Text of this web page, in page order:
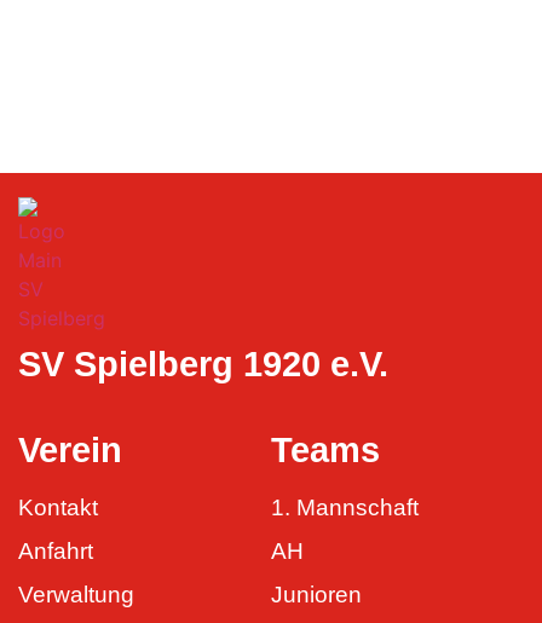
SV Spielberg 1920 e.V.
Verein
Kontakt
Anfahrt
Verwaltung
Teams
1. Mannschaft
AH
Junioren